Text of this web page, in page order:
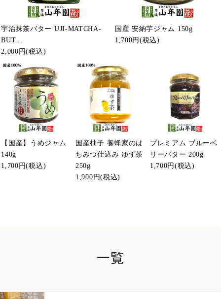
宇治抹茶バター UJI-MATCHA-
BUT...
2,000円(税込)
国産 安納芋ジャム 150g
1,700円(税込)
【国産】うめジャム
140g
1,700円(税込)
国産柚子 養蜂家のは
ちみつ仕込み ゆず茶
250g
1,900円(税込)
プレミアム ブルーベ
リーバター 200g
1,700円(税込)
一覧